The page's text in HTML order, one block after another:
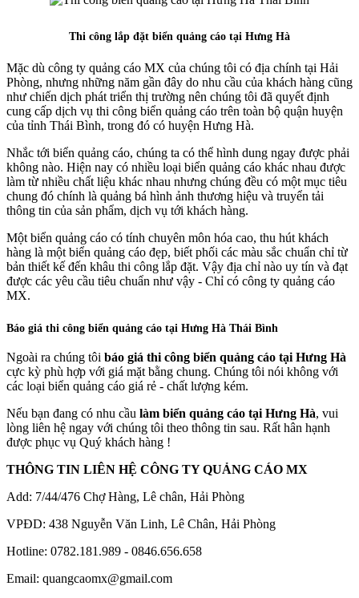
Thi công lắp đặt biển quảng cáo tại Hưng Hà
Mặc dù công ty quảng cáo MX của chúng tôi có địa chính tại Hải
Phòng, nhưng những năm gần đây do nhu cầu của khách hàng cũng
như chiến dịch phát triển thị trường nên chúng tôi đã quyết định
cung cấp dịch vụ thi công biển quảng cáo trên toàn bộ quận huyện
của tỉnh Thái Bình, trong đó có huyện Hưng Hà.
Nhắc tới biển quảng cáo, chúng ta có thể hình dung ngay được phải
không nào. Hiện nay có nhiều loại biển quảng cáo khác nhau được
làm từ nhiều chất liệu khác nhau nhưng chúng đều có một mục tiêu
chung đó chính là quảng bá hình ảnh thương hiệu và truyển tải
thông tin của sản phẩm, dịch vụ tới khách hàng.
Một biển quảng cáo có tính chuyên môn hóa cao, thu hút khách
hàng là một biển quảng cáo đẹp, biết phối các màu sắc chuẩn chỉ từ
bản thiết kế đến khâu thi công lắp đặt. Vậy địa chỉ nào uy tín và đạt
được các yêu cầu tiêu chuẩn như vậy - Chỉ có công ty quảng cáo
MX.
Báo giá thi công biển quảng cáo tại Hưng Hà Thái Bình
Ngoài ra chúng tôi báo giá thi công biển quảng cáo tại Hưng Hà
cực kỳ phù hợp với giá mặt bằng chung. Chúng tôi nói không với
các loại biển quảng cáo giá rẻ - chất lượng kém.
Nếu bạn đang có nhu cầu làm biển quảng cáo tại Hưng Hà, vui
lòng liên hệ ngay với chúng tôi theo thông tin sau. Rất hân hạnh
được phục vụ Quý khách hàng !
THÔNG TIN LIÊN HỆ CÔNG TY QUẢNG CÁO MX
Add: 7/44/476 Chợ Hàng, Lê chân, Hải Phòng
VPĐD: 438 Nguyễn Văn Linh, Lê Chân, Hải Phòng
Hotline: 0782.181.989 - 0846.656.658
Email: quangcaomx@gmail.com